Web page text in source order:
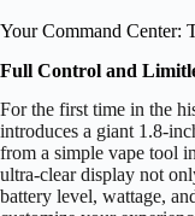
Your Command Center:
Full Control and
For the first time in the
introduces a giant 1.8-
from a simple vape tool
ultra-clear display not
battery level, wattage,